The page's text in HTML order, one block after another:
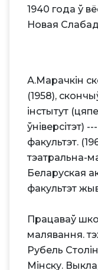
1940 года ў
Новая
А.Марачкін
(1958),
інстытут
ўніверсітэт)
факультэт.
тэатральна-
Беларуская
факультэт
Працаваў
малявання.
Рубель
Мінску.